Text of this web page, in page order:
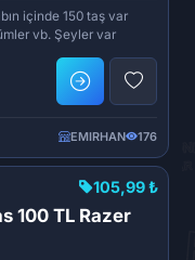
içinde 150 taş var
kostümler vb. Şeyler var
EMIRHAN 176
100 TL Razer
105,99 ₺